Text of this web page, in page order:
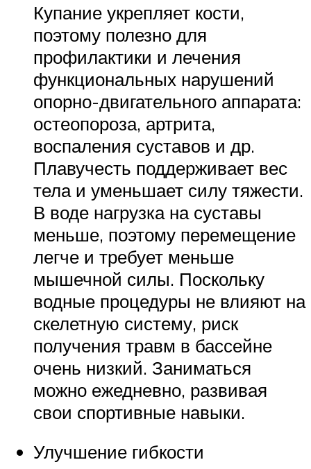
Купание укрепляет кости,
поэтому полезно для
профилактики и лечения
функциональных нарушений
опорно-двигательного аппарата:
остеопороза, артрита,
воспаления суставов и др.
Плавучесть поддерживает вес
тела и уменьшает силу тяжести.
В воде нагрузка на суставы
меньше, поэтому перемещение
легче и требует меньше
мышечной силы. Поскольку
водные процедуры не влияют на
скелетную систему, риск
получения травм в бассейне
очень низкий. Заниматься
можно ежедневно, развивая
свои спортивные навыки.
Улучшение гибкости